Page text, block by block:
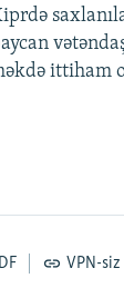
ittiham
VPN-